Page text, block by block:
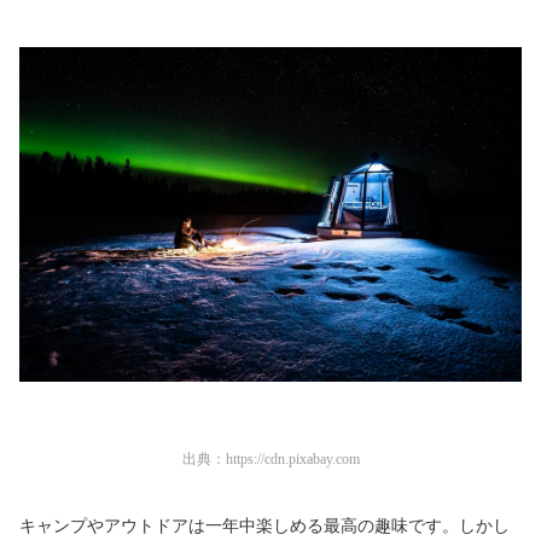
出典： https://cdn.pixabay.com
キャンプやアウトドアは一年中楽しめる最高の趣味です。しかし